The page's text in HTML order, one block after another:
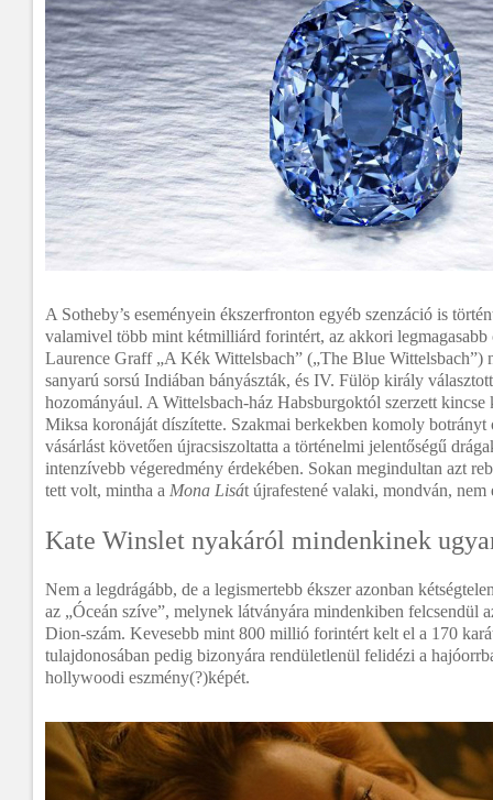
A Sotheby’s eseményein ékszerfronton egyéb szenzáció is
valamivel több mint kétmilliárd forintért, az akkori legmagasabb
Laurence Graff „A Kék Wittelsbach” („The Blue Wittelsbach”)
sanyarú sorsú Indiában bányászták, és IV. Fülöp király
hozományául. A Wittelsbach-ház Habsburgoktól szerzett
Miksa koronáját díszítette. Szakmai berkekben komoly
vásárlást követően újracsiszoltatta a történelmi jelentőségű
intenzívebb végeredmény érdekében. Sokan megindultan azt
tett volt, mintha a Mona Lisát újrafestené valaki, mondván, nem
Kate Winslet nyakáról mindenkinek
Nem a legdrágább, de a legismertebb ékszer azonban
az „Óceán szíve”, melynek látványára mindenkiben felcsendül
Dion-szám. Kevesebb mint 800 millió forintért kelt el a 170
tulajdonosában pedig bizonyára rendületlenül felidézi a
hollywoodi eszmény(?)képét.